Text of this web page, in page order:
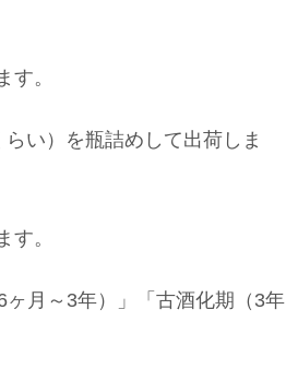
。
い）を瓶詰めして出荷しま
。
月～3年）」「古酒化期（3年